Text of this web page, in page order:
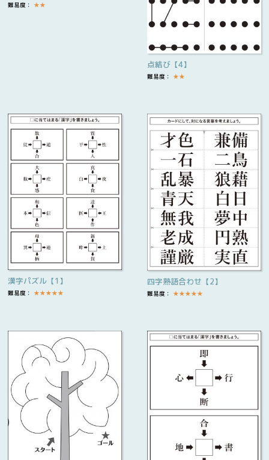
難易度： ★★
点結び【4】
難易度： ★★
漢字パズル【1】
難易度： ★★★★★
四字熟語合わせ【2】
難易度： ★★★★★